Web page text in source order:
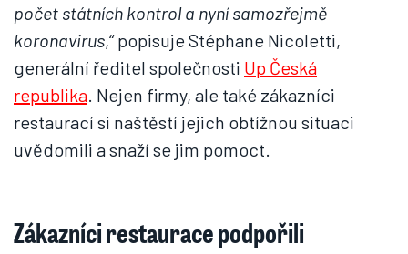
počet státních kontrol a nyní samozřejmě
koronavirus,“ popisuje Stéphane Nicoletti,
generální ředitel společnosti Up Česká
republika. Nejen firmy, ale také zákazníci
restaurací si naštěstí jejich obtížnou situaci
uvědomili a snaží se jim pomoct.
Zákazníci restaurace podpořili